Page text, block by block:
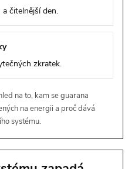
čitelnější den.
zkratek.
na to, kam se guarana
na energii a proč dává
systému.